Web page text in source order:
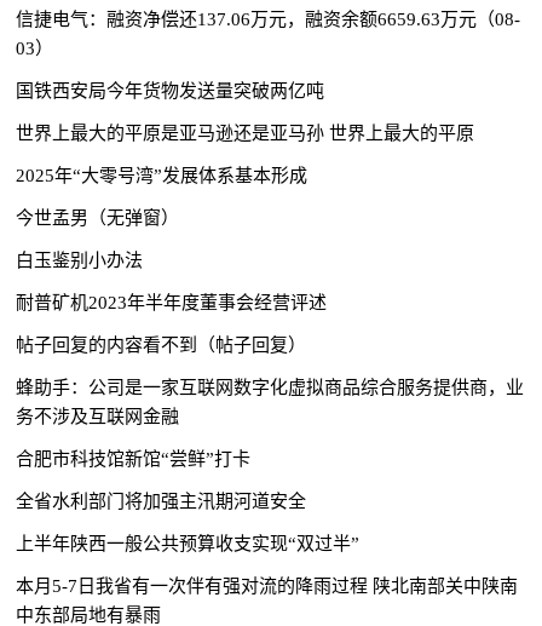
信捷电气：融资净偿还137.06万元，融资余额6659.63万元（08-
03）
国铁西安局今年货物发送量突破两亿吨
世界上最大的平原是亚马逊还是亚马孙 世界上最大的平原
2025年“大零号湾”发展体系基本形成
今世孟男（无弹窗）
白玉鉴别小办法
耐普矿机2023年半年度董事会经营评述
帖子回复的内容看不到（帖子回复）
蜂助手：公司是一家互联网数字化虚拟商品综合服务提供商，业
务不涉及互联网金融
合肥市科技馆新馆“尝鲜”打卡
全省水利部门将加强主汛期河道安全
上半年陕西一般公共预算收支实现“双过半”
本月5-7日我省有一次伴有强对流的降雨过程 陕北南部关中陕南
中东部局地有暴雨